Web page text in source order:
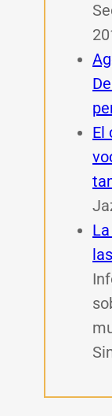
El